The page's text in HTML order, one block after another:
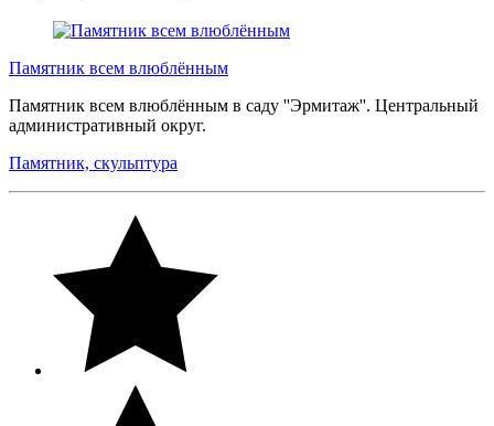
Памятник всем влюблённым
Памятник всем влюблённым в саду ''Эрмитаж''. Центральный
административный округ.
Памятник, скульптура